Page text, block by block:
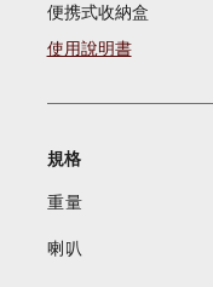
便携式收納盒
使用說明書
規格
重量
喇叭